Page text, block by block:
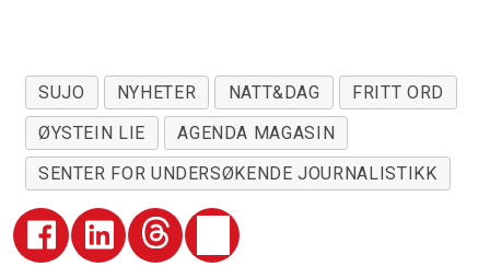
SUJO NYHETER NATT&DAG
FRITT ORD
ØYSTEIN LIE
AGENDA MAGASIN
SENTER FOR UNDERSØKENDE JOURNALISTIKK